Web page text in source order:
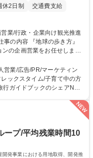
休2日制
交通費支給
の企画営業をお任せしま
行、インバウンド）で地域
の歩
ドであり、国内旅行において
、業界を牽引する意欲的な
外旅行ガイドブックと同様
おります■旅が業務であ
業/行
ク『地球の歩き方』
営業/広告/PR/マーケティン
ックスタイム/子育て中の方
立ち上げ間もない新規事業
か、共に形を作るコアメン
ープ/平均残業時間10
発事業における用地取得、開発推